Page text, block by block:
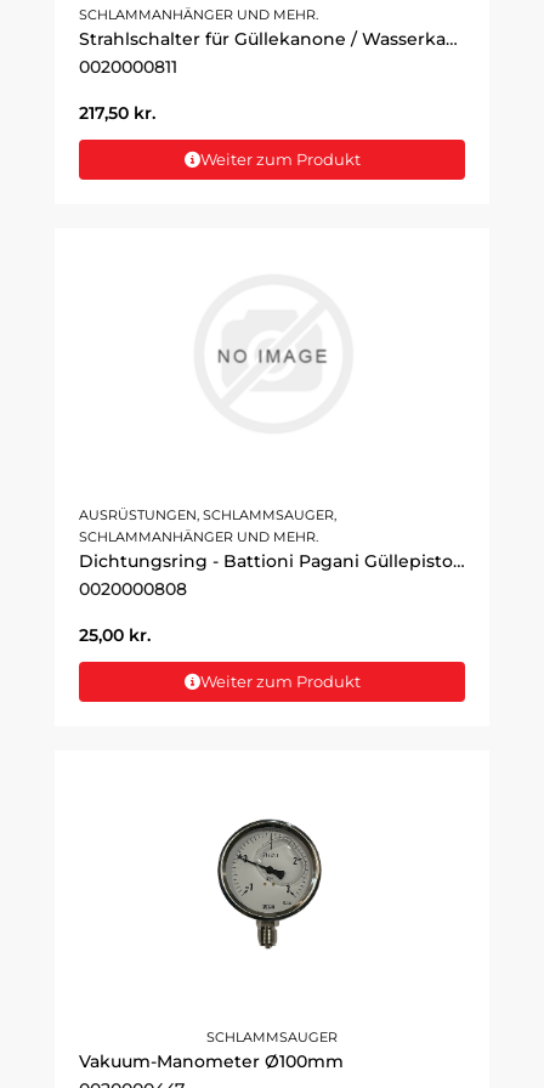
SCHLAMMANHÄNGER UND MEHR.
Strahlschalter für Güllekanone / Wasserkanone
0020000811
217,50 kr.
Weiter zum Produkt
AUSRÜSTUNGEN, SCHLAMMSAUGER,
SCHLAMMANHÄNGER UND MEHR.
Dichtungsring - Battioni Pagani Güllepistole / Wasserpistole
0020000808
25,00 kr.
Weiter zum Produkt
SCHLAMMSAUGER
Vakuum-Manometer Ø100mm